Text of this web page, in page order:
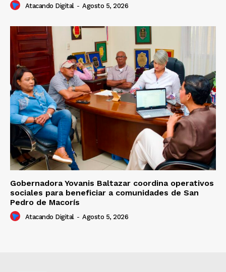
Atacando Digital - Agosto 5, 2026
Gobernadora Yovanis Baltazar coordina operativos
sociales para beneficiar a comunidades de San
Pedro de Macorís
Atacando Digital - Agosto 5, 2026